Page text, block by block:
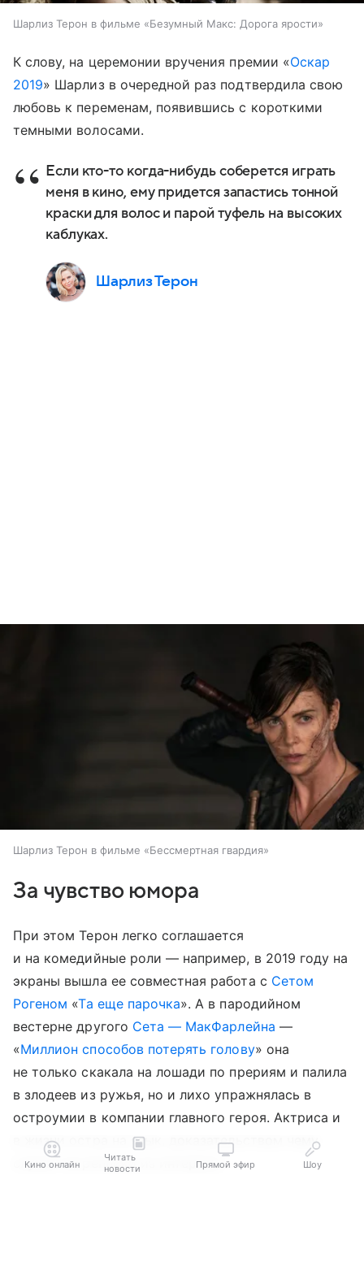
Шарлиз Терон в фильме «Безумный Макс: Дорога ярости»
К слову, на церемонии вручения премии «Оскар
2019» Шарлиз в очередной раз подтвердила свою
любовь к переменам, появившись с короткими
темными волосами.
Если кто-то когда-нибудь соберется играть
меня в кино, ему придется запастись тонной
краски для волос и парой туфель на высоких
каблуках.
Шарлиз Терон
Шарлиз Терон в фильме «Бессмертная гвардия»
За чувство юмора
При этом Терон легко соглашается
и на комедийные роли — например, в 2019 году на
экраны вышла ее совместная работа с Сетом
Рогеном «Та еще парочка». А в пародийном
вестерне другого Сета — МакФарлейна —
«Миллион способов потерять голову» она
не только скакала на лошади по прериям и палила
в злодеев из ружья, но и лихо упражнялась в
остроумии в компании главного героя. Актриса и
в жизни остра на язык, доказательством чему
служат ее реплики из интервью.
Кино онлайн
Читать
новости
Прямой эфир Шоу